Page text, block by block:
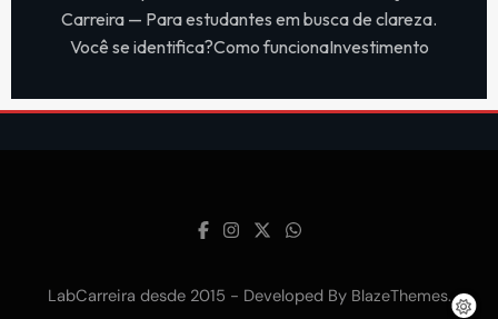
Carreira — Para estudantes em busca de clareza.
Você se identifica?Como funcionaInvestimento
LabCarreira desde 2015 - Developed By BlazeThemes.